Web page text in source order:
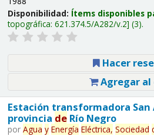
Disponibilidad: Ítems disponibles
topográfica: 621.374.5/A282/v.2 (3).
Hacer
Agregar
Estación transformadora
provincia deRío Negro
por Agua y Energía Eléctrica, Sociedad